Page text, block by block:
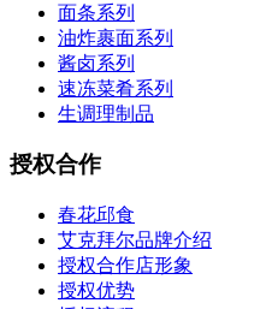
面条系列
油炸裹面系列
酱卤系列
速冻菜肴系列
生调理制品
授权合作
春花邱食
艾克拜尔品牌介绍
授权合作店形象
授权优势